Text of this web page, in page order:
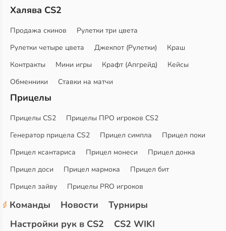
Халява CS2
Продажа скинов
Рулетки три цвета
Рулетки четыре цвета
Джекпот (Рулетки)
Краш
Контракты
Мини игры Крафт (Апгрейд)
Кейсы
Обменники
Ставки на матчи
Прицелы
Прицелы CS2
Прицелы ПРО игроков CS2
Генератор прицела CS2
Прицел симпла
Прицел поки
Прицел ксантариса
Прицел монеси
Прицел донка
Прицел доси
Прицел мармока
Прицел бит
Прицел зайву
Прицелы PRO игроков
Команды Новости
Турниры
Настройки рук в CS2
CS2 WIKI